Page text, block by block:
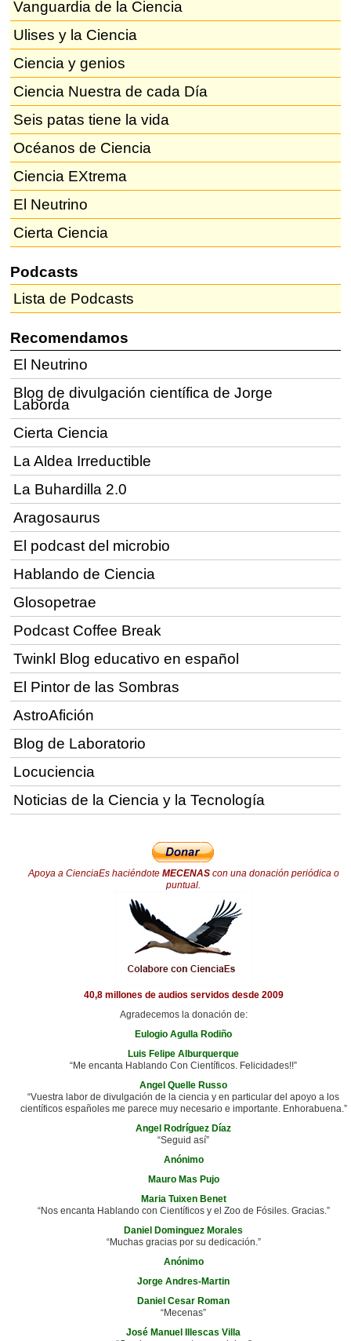
Vanguardia de la Ciencia
Ulises y la Ciencia
Ciencia y genios
Ciencia Nuestra de cada Día
Seis patas tiene la vida
Océanos de Ciencia
Ciencia EXtrema
El Neutrino
Cierta Ciencia
Podcasts
Lista de Podcasts
Recomendamos
El Neutrino
Blog de divulgación científica de Jorge
Laborda
Cierta Ciencia
La Aldea Irreductible
La Buhardilla 2.0
Aragosaurus
El podcast del microbio
Hablando de Ciencia
Glosopetrae
Podcast Coffee Break
Twinkl Blog educativo en español
El Pintor de las Sombras
AstroAfición
Blog de Laboratorio
Locuciencia
Noticias de la Ciencia y la Tecnología
Apoya a CienciaEs haciéndote MECENAScon una donación periódica o
puntual.
40,8 millones de audios servidos desde 2009
Agradecemos la donación de:
Eulogio Agulla Rodiño
Luis Felipe Alburquerque
“Me encanta Hablando Con Científicos. Felicidades!!”
Angel Quelle Russo
“Vuestra labor de divulgación de la ciencia y en particular del apoyo a los
científicos españoles me parece muy necesario e importante. Enhorabuena.”
Angel Rodríguez Díaz
“Seguid así”
Anónimo
Mauro Mas Pujo
Maria Tuixen Benet
“Nos encanta Hablando con Científicos y el Zoo de Fósiles. Gracias.”
Daniel Dominguez Morales
“Muchas gracias por su dedicación.”
Anónimo
Jorge Andres-Martin
Daniel Cesar Roman
“Mecenas”
José Manuel Illescas Villa